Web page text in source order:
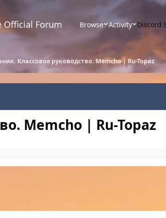
Official Forum Browse Activity Discord
Классовое руководство. Memcho | Ru-Topaz
Memcho | Ru-Topaz